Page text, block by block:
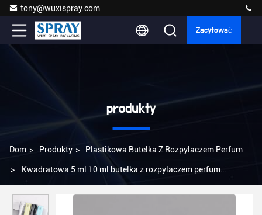
tony@wuxispray.com
Zacytować
produkty
Dom > Produkty > Plastikowa Butelka Z Rozpylaczem Perfum
> Kwadratowa 5 ml 10 ml butelka z rozpylaczem perfum
przenośna